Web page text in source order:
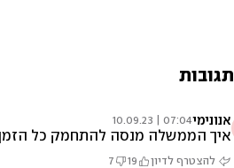
תגובות
אנונימי07:04 | 10.09.23
איך הממשלה מנסה להתחמק כל הזמן
להצטרף לדיון 19
7